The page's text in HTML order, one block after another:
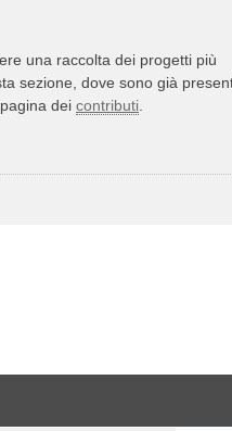
una raccolta dei progetti più
sezione, dove sono già
dei contributi